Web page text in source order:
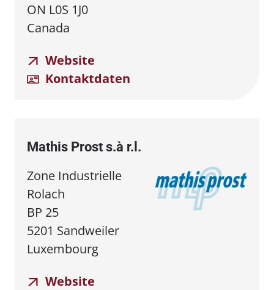
ON L0S 1J0
Canada
Website
Kontaktdaten
Mathis Prost s.à r.l.
Zone Industrielle
Rolach
BP 25
5201 Sandweiler
Luxembourg
Website